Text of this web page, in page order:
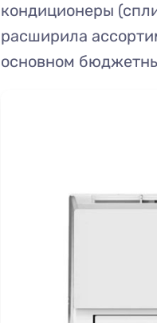
кондиционеры
расширила
основном